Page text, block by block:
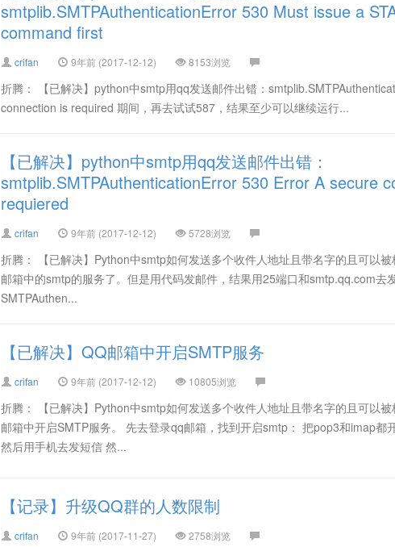
smtplib.SMTPAuthenticationError 530 Must issue a
command first
crifan 9年前 (2017-12-12) 8153浏览
折腾： 【已解决】python中smtp用qq发送邮件出错：
connection is required 期间，再去试试587，结果至少可以继续运行...
【已解决】python中smtp用qq发送邮件出错：
smtplib.SMTPAuthenticationError 530 Error A secure
requiered
crifan 9年前 (2017-12-12) 5728浏览
折腾： 【已解决】Python中smtp如何发送多个收件人地址且带名字的且可以
邮箱中的smtp的服务了。但是用代码发邮件，结果用25端口和smtp.qq.com
SMTPAuthen...
【已解决】QQ邮箱中开启SMTP服务
crifan 9年前 (2017-12-12) 10805浏览
折腾： 【已解决】Python中smtp如何发送多个收件人地址且带名字的且可以
邮箱中开启SMTP服务。 先去登录qq邮箱，找到开启smtp： 把pop3和imap都
然后用手机去发短信 然...
【记录】升级QQ群的人数限制
crifan 9年前 (2017-11-27) 2758浏览